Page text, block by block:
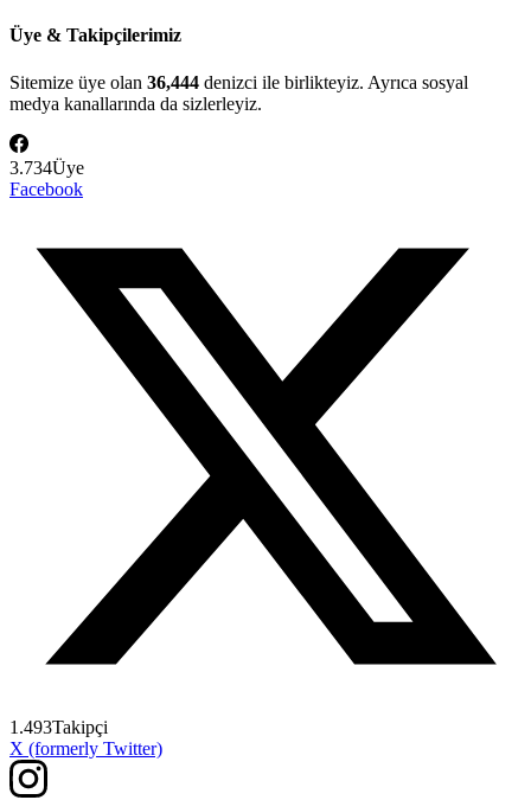
Üye & Takipçilerimiz
Sitemize üye olan 36,444 denizci ile birlikteyiz. Ayrıca sosyal
medya kanallarında da sizlerleyiz.
3.734Üye
Facebook
1.493Takipçi
X (formerly Twitter)